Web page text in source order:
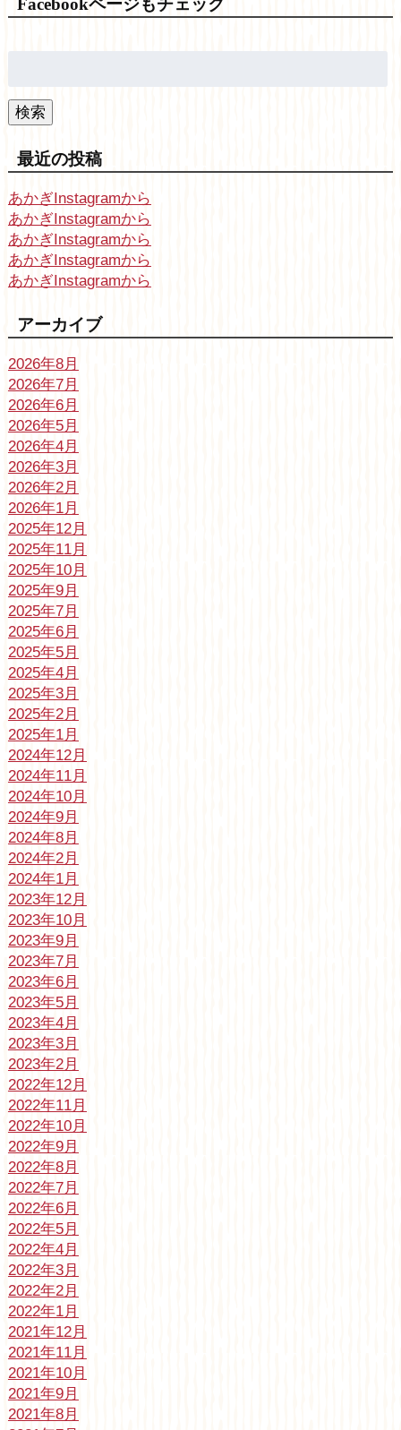
Facebookページもチェック
検索
最近の投稿
あかぎInstagramから
あかぎInstagramから
あかぎInstagramから
あかぎInstagramから
あかぎInstagramから
アーカイブ
2026年8月
2026年7月
2026年6月
2026年5月
2026年4月
2026年3月
2026年2月
2026年1月
2025年12月
2025年11月
2025年10月
2025年9月
2025年7月
2025年6月
2025年5月
2025年4月
2025年3月
2025年2月
2025年1月
2024年12月
2024年11月
2024年10月
2024年9月
2024年8月
2024年2月
2024年1月
2023年12月
2023年10月
2023年9月
2023年7月
2023年6月
2023年5月
2023年4月
2023年3月
2023年2月
2022年12月
2022年11月
2022年10月
2022年9月
2022年8月
2022年7月
2022年6月
2022年5月
2022年4月
2022年3月
2022年2月
2022年1月
2021年12月
2021年11月
2021年10月
2021年9月
2021年8月